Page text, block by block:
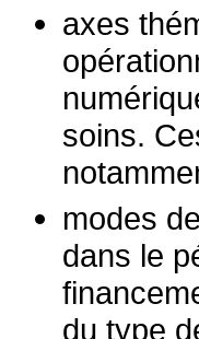
axes
soins.
modes
dans le
du type